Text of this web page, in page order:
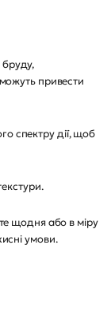
привести
спектру дії, щоб
щодня або в міру
умови.